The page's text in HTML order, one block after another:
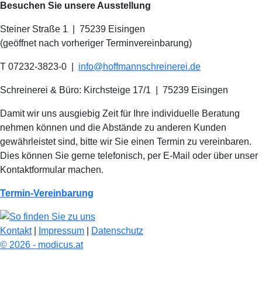
Besuchen Sie unsere Ausstellung
Steiner Straße 1 | 75239 Eisingen
(geöffnet nach vorheriger Terminvereinbarung)
T 07232-3823-0 info@hoffmannschreinerei.de
Schreinerei & Büro: Kirchsteige 17/1 75239 Eisingen
Damit wir uns ausgiebig Zeit für Ihre individuelle Beratung
nehmen können und die Abstände zu anderen Kunden
gewährleistet sind, bitte wir Sie einen Termin zu vereinbaren.
Dies können Sie gerne telefonisch, per E-Mail oder über unser
Kontaktformular machen.
Termin-Vereinbarung
Kontakt| Impressum
Datenschutz
© 2026 - modicus.at